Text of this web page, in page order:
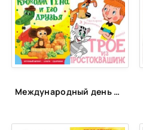
23
24
25
Международный день друзей | ЦБС Пожарского МО